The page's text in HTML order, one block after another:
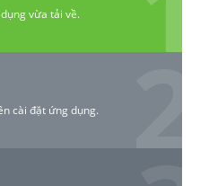
vừa tải về.
cài đặt ứng dụng.